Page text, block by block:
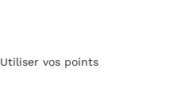
Utiliser vos points